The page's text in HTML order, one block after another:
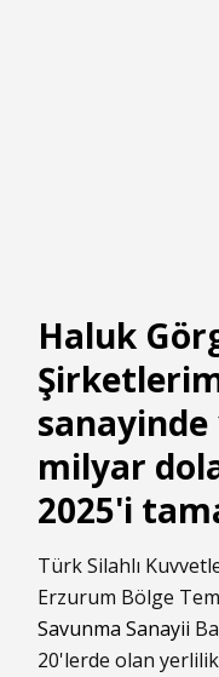
Haluk
sanayinde
milyar
2025'i
Türk Silahlı
Erzurum Bölge
Savunma Sanayii
20'lerde olan yerlilik